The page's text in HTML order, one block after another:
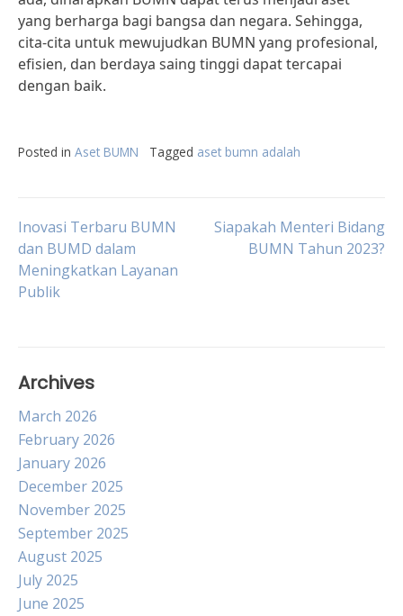
yang berharga bagi bangsa dan negara. Sehingga,
cita-cita untuk mewujudkan BUMN yang profesional,
efisien, dan berdaya saing tinggi dapat tercapai
dengan baik.
Posted in Aset BUMN Tagged aset bumn adalah
Post
navigation
Inovasi Terbaru BUMN
dan BUMD dalam
Meningkatkan Layanan
Publik
Siapakah Menteri Bidang
BUMN Tahun 2023?
Archives
March 2026
February 2026
January 2026
December 2025
November 2025
September 2025
August 2025
July 2025
June 2025